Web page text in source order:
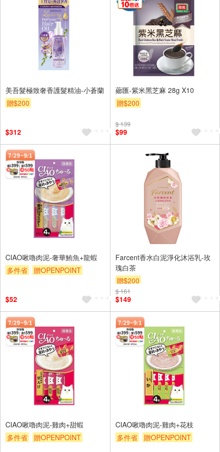
美吾髮極致奢香護髮精油-小蒼蘭
贈$200
$312
薌匯-紫米黑芝麻 28g X10
贈$200
$ 139
$99
CIAO啾嚕肉泥-奢華鮪魚+龍蝦
多件省
贈OPENPOINT
$52
Farcent香水白泥淨化沐浴乳-玫
瑰白茶
贈$200
$ 161
$149
CIAO啾嚕肉泥-雞肉+甜蝦
多件省
贈OPENPOINT
CIAO啾嚕肉泥-雞肉+花枝
多件省
贈OPENPOINT